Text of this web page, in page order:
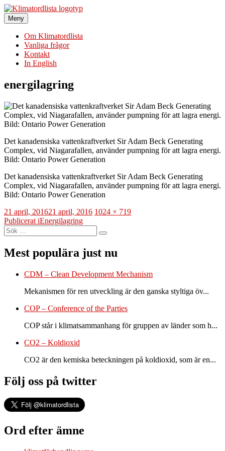
Hoppa
till
innehåll
Klimatordlista
Sveriges största klimatordlista
Meny
Om Klimatordlista
Vanliga frågor
Kontakt
In English
energilagring
Det kanadensiska vattenkraftverket Sir Adam Beck Generating
Complex, vid Niagarafallen, använder pumpning för att lagra energi.
Bild: Ontario Power Generation
Det kanadensiska vattenkraftverket Sir Adam Beck Generating
Complex, vid Niagarafallen, använder pumpning för att lagra energi.
Bild: Ontario Power Generation
Publicerat
den
21 april, 201621 april, 2016 Full
1024 × 719
Inläggsnavigering
Publicerat iEnergilagring
Sök
efter:
Sök
Mest populära just nu
CDM – Clean Development Mechanism
Mekanismen för ren utveckling är den ganska styltiga öv...
COP – Conference of the Parties
COP står i klimatsammanhang för gruppen av länder som h...
CO2 – Koldioxid
CO2 är den kemiska beteckningen på koldioxid, som är en...
Följ oss på twitter
Ord efter ämne